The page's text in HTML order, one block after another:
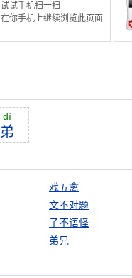
试试手机扫一扫
在你手机上继续浏览此页面
dì
弟
戏五禽
文不对题
子不语怪
弟兄